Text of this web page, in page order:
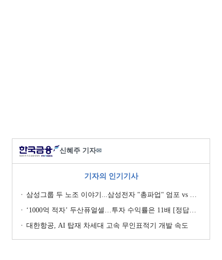
신혜주 기자✉
기자의 인기기사
삼성그룹 두 노조 이야기...삼성전자 "총파업" 엄포 vs 삼성重 '노사 원팀' 자처
‘1000억 적자’ 두산퓨얼셀…투자 수익률은 11배 [정답은 TSR]
대한항공, AI 탑재 차세대 고속 무인표적기 개발 속도